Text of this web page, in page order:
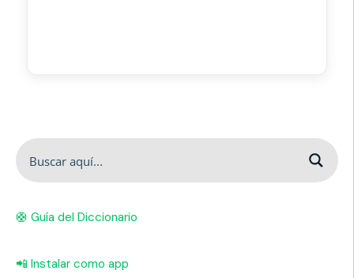
🛟 Guía del Diccionario
📲 Instalar como app